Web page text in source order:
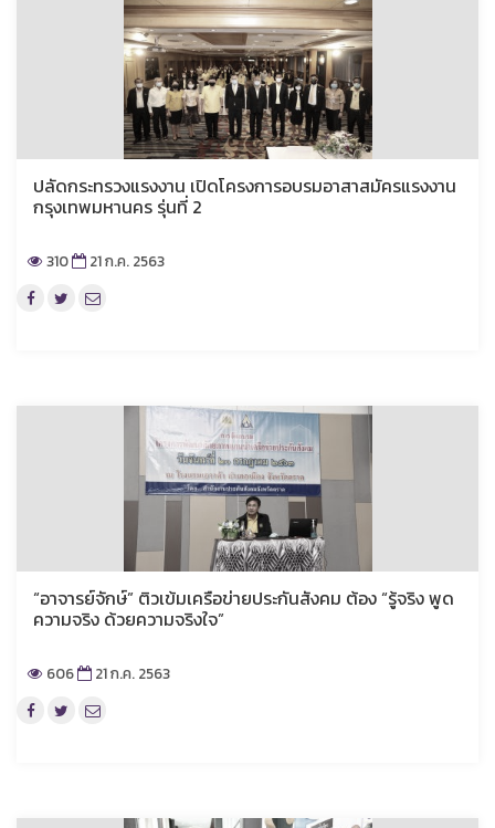
ปลัดกระทรวงแรงงาน เปิดโครงการอบรมอาสาสมัครแรงงาน
กรุงเทพมหานคร รุ่นที่ 2
310 21 ก.ค. 2563
“อาจารย์จักษ์” ติวเข้มเครือข่ายประกันสังคม ต้อง “รู้จริง พูด
ความจริง ด้วยความจริงใจ”
606 21 ก.ค. 2563